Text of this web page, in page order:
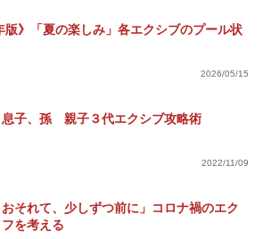
版》「夏の楽しみ」各エクシブのプール状
2026/05/15
息子、孫 親子３代エクシブ攻略術
2022/11/09
おそれて、少しずつ前に」コロナ禍のエク
を考える